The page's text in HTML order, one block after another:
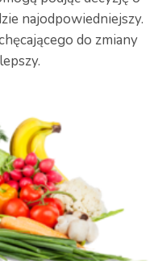
najodpowiedniejszy.
do zmiany